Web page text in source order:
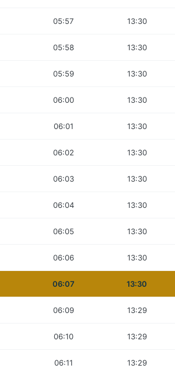
05:57 13:30
05:58 13:30
05:59 13:30
06:00 13:30
06:01 13:30
06:02 13:30
06:03 13:30
06:04 13:30
06:05 13:30
06:06 13:30
06:07 13:30
06:09 13:29
06:10 13:29
06:11 13:29